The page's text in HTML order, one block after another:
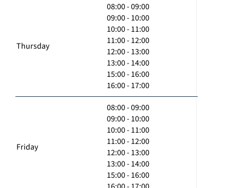
Thursday
08:00 - 09:00
09:00 - 10:00
10:00 - 11:00
11:00 - 12:00
12:00 - 13:00
13:00 - 14:00
15:00 - 16:00
16:00 - 17:00
Friday
08:00 - 09:00
09:00 - 10:00
10:00 - 11:00
11:00 - 12:00
12:00 - 13:00
13:00 - 14:00
15:00 - 16:00